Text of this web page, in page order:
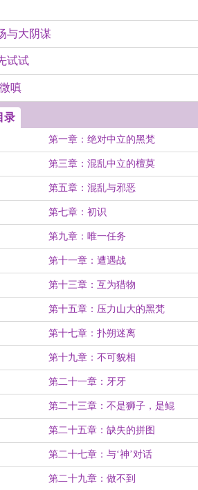
与大阴谋
试试
嗔
录
第一章：绝对中立的黑梵
第三章：混乱中立的檀莫
第五章：混乱与邪恶
第七章：初识
第九章：唯一任务
第十一章：遭遇战
第十三章：互为猎物
第十五章：压力山大的黑梵
第十七章：扑朔迷离
第十九章：不可貌相
第二十一章：牙牙
第二十三章：不是狮子，是鲲
第二十五章：缺失的拼图
第二十七章：与‘神’对话
第二十九章：做不到